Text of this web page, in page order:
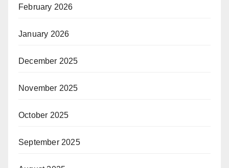
February 2026
January 2026
December 2025
November 2025
October 2025
September 2025